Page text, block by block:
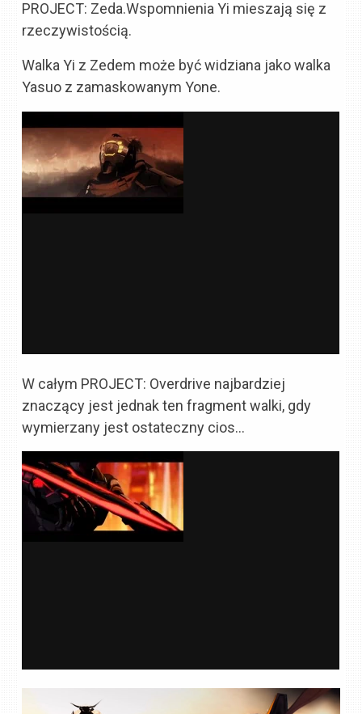
PROJECT: Zeda.Wspomnienia Yi mieszają się z
rzeczywistością.
Walka Yi z Zedem może być widziana jako walka
Yasuo z zamaskowanym Yone.
W całym PROJECT: Overdrive najbardziej
znaczący jest jednak ten fragment walki, gdy
wymierzany jest ostateczny cios…